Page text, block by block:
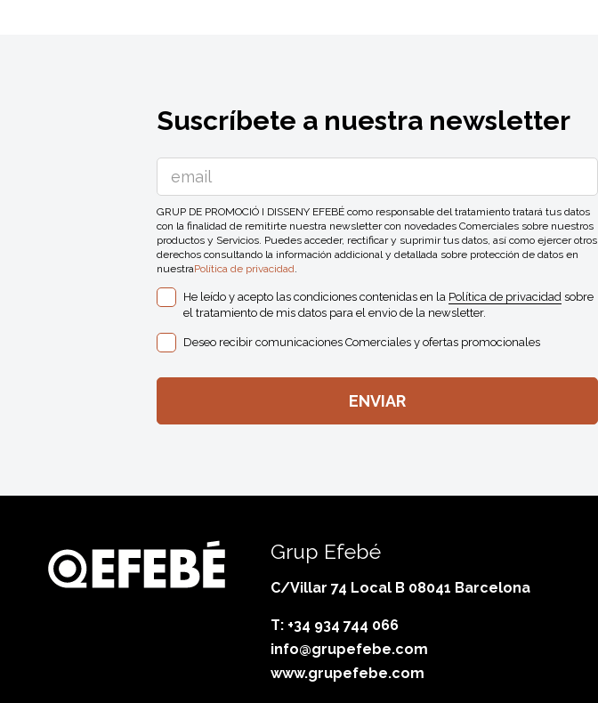
Suscríbete a nuestra newsletter
GRUP DE PROMOCIÓ I DISSENY EFEBÉ como responsable del tratamiento tratará tus datos
con la finalidad de remitirte nuestra newsletter con novedades Comerciales sobre nuestros
productos y Servicios. Puedes acceder, rectificar y suprimir tus datos, así como ejercer otros
derechos consultando la información addicional y detallada sobre protección de datos en
nuestraPolítica de privacidad.
He leído y acepto las condiciones contenidas en la Política de privacidadsobre
el tratamiento de mis datos para el envio de la newsletter.
Deseo recibir comunicaciones Comerciales y ofertas promocionales
Grup Efebé
C/Villar 74 Local B 08041 Barcelona
T: +34 934 744 066
info@grupefebe.com
www.grupefebe.com